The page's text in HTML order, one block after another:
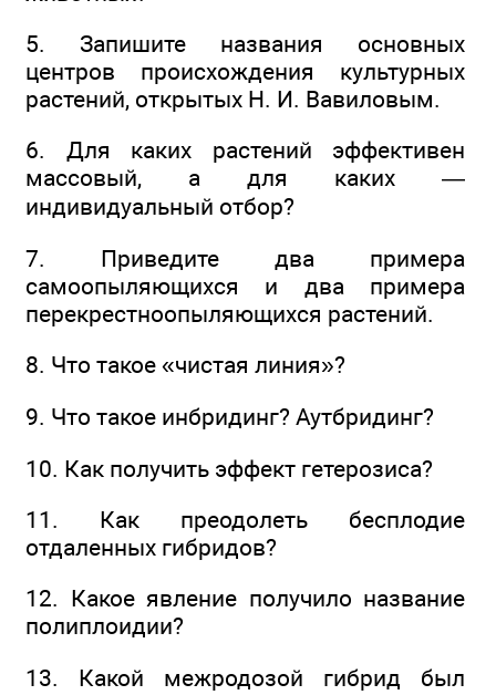
5. Запишите названия основных
центров происхождения культурных
растений, открытых Н. И. Вавиловым.
6. Для каких растений эффективен
массовый, а для каких —
индивидуальный отбор?
7. Приведите два примера
самоопыляющихся и два примера
перекрестноопыляющихся растений.
8. Что такое «чистая линия»?
9. Что такое инбридинг? Аутбридинг?
10. Как получить эффект гетерозиса?
11. Как преодолеть бесплодие
отдаленных гибридов?
12. Какое явление получило название
полиплоидии?
13. Какой межродозой гибрид был